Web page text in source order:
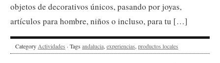
objetos de decorativos únicos, pasando por joyas,
artículos para hombre, niños o incluso, para tu […]
Category Actividades · Tags andalucia, experiencias, productos locales